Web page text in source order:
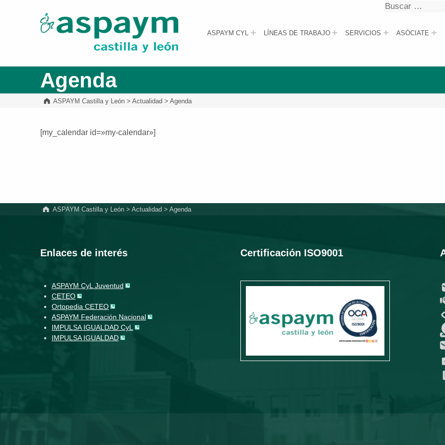
ASPAYM Castilla y León
ASPAYM CYL LÍNEAS DE TRABAJO SERVICIOS ASÓCIATE
Buscar
Agenda
ASPAYM Castilla y León >Actualidad >Agenda
[my_calendar id=»my-calendar»]
ASPAYM Castilla y León> Actualidad > Agenda
Enlaces de interés
ASPAYM CyL Juventud
CETEO
Ortopedia CETEO
ASPAYM Federación Nacional
IMPULSA IGUALDAD CyL
IMPULSA IGUALDAD
Certificación ISO9001